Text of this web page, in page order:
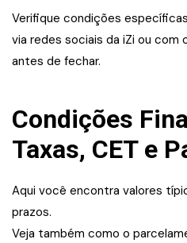
Verifique condições
via redes sociais da iZi ou com
antes de fechar.
Condições
Taxas, CET e
Aqui você encontra valores
prazos.
Veja também como o